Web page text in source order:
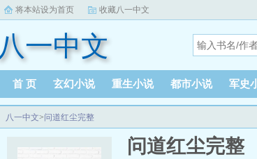
将本站设为首页 收藏八一中文
八一中文
首 页 玄幻小说 重生小说 都市小说 军史
八一中文>问道红尘完整
问道红尘完整